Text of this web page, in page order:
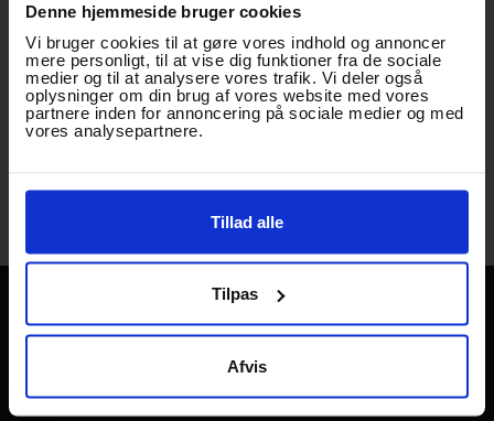
Denne hjemmeside bruger cookies
Vi bruger cookies til at gøre vores indhold og annoncer
mere personligt, til at vise dig funktioner fra de sociale
medier og til at analysere vores trafik. Vi deler også
oplysninger om din brug af vores website med vores
partnere inden for annoncering på sociale medier og med
vores analysepartnere.
Tillad alle
Tilpas
Afvis
Teknik & scene Events Fester Andet
STREET FOOD
EVENTS
KABEL29
TRAADEN